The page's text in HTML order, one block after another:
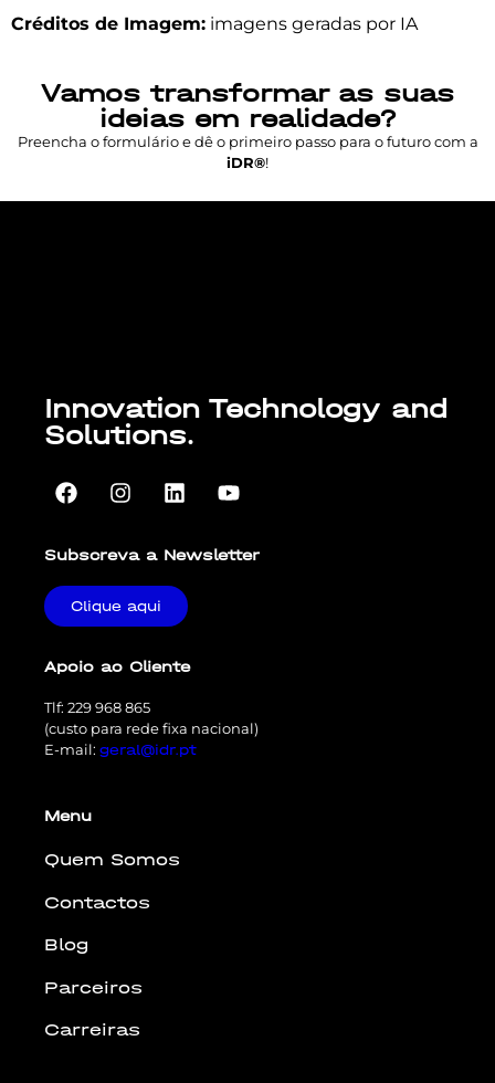
Créditos de Imagem: imagens geradas por IA
Vamos transformar as suas
ideias em realidade?
Preencha o formulário e dê o primeiro passo para o futuro com a
iDR®!
Innovation Technology and
Solutions.
Subscreva a Newsletter
Clique aqui
Apoio ao Cliente
Tlf: 229 968 865
(custo para rede fixa nacional)
E-mail: geral@idr.pt
Menu
Quem Somos
Contactos
Blog
Parceiros
Carreiras